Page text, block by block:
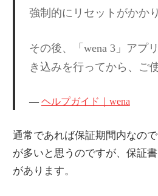
強制的にリセットがかか
その後、「wena 3」アプ
き込みを行ってから、ご
ヘルプガイド｜wena
通常であれば保証期間内なの
が多いと思うのですが、保証
があります。